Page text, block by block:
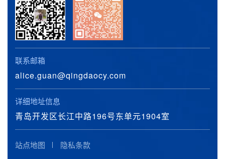
联系邮箱
alice.guan@qingdaocy.com
详细地址信息
青岛开发区长江中路196号东单元1904室
站点地图 隐私条款